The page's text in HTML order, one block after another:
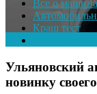
Все о
Краш тест
Ульяновский
новинку